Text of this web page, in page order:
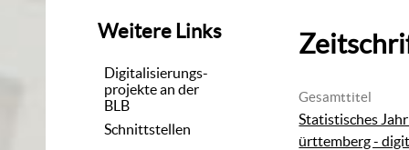
Weitere Links
Digitalisierungs-
projekte an der
BLB
Schnittstellen
Gesamttitel
Statistisches
ürttemberg -